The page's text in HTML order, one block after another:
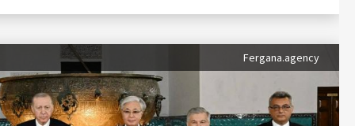
Fergana.agency